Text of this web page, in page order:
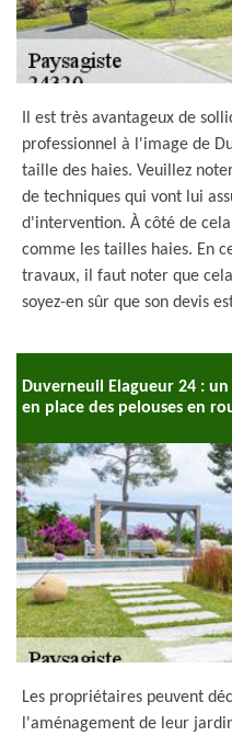
Il est très avantageux de
professionnel à l'image de
taille des haies. Veuillez
de techniques qui vont lui
d'intervention. À côté de
comme les tailles haies. En
travaux, il faut noter que
soyez-en sûr que son devis
Duverneuil Elagueur 24 :
en place des pelouses en
Les propriétaires peuvent
l'aménagement de leur